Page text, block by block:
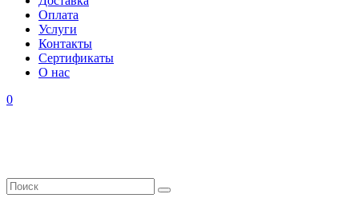
Оплата
Услуги
Контакты
Cертификаты
О нас
0